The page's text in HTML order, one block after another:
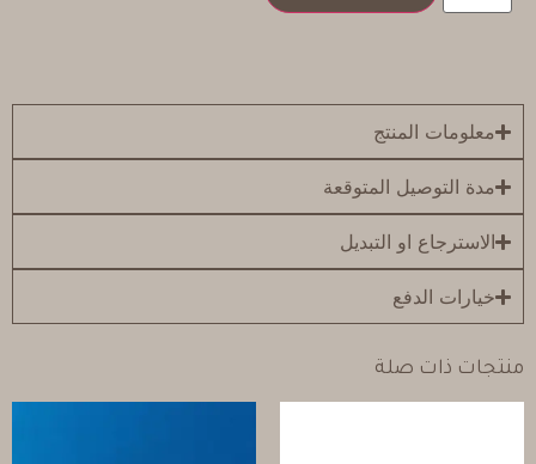
معلومات المنتج
مدة التوصيل المتوقعة
الاسترجاع او التبديل
خيارات الدفع
منتجات ذات صلة